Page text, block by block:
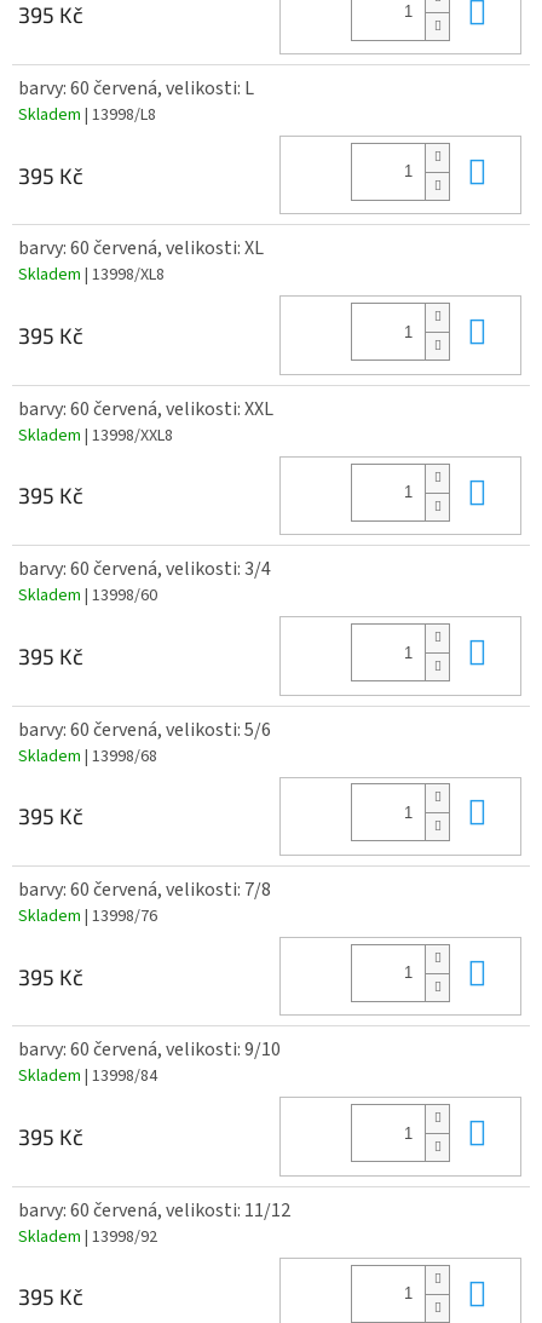
395 Kč
barvy: 60 červená, velikosti: L
Skladem | 13998/L8
395 Kč
barvy: 60 červená, velikosti: XL
Skladem | 13998/XL8
395 Kč
barvy: 60 červená, velikosti: XXL
Skladem | 13998/XXL8
395 Kč
barvy: 60 červená, velikosti: 3/4
Skladem | 13998/60
395 Kč
barvy: 60 červená, velikosti: 5/6
Skladem | 13998/68
395 Kč
barvy: 60 červená, velikosti: 7/8
Skladem | 13998/76
395 Kč
barvy: 60 červená, velikosti: 9/10
Skladem | 13998/84
395 Kč
barvy: 60 červená, velikosti: 11/12
Skladem | 13998/92
395 Kč